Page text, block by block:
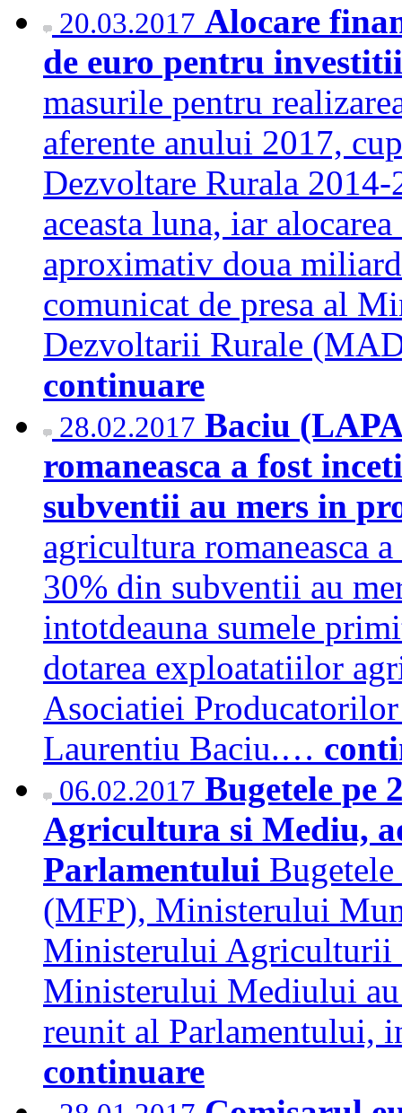
20.03.2017 Alocare
de euro pentru
masurile pentru
aferente anului 2017,
Dezvoltare Rurala
aceasta luna, iar
aproximativ doua
comunicat de presa al
Dezvoltarii Rurale
continuare
28.02.2017 Baciu
romaneasca a fost
subventii au mers in
agricultura romaneasca
30% din subventii au
intotdeauna sumele
dotarea exploatatiilor
Asociatiei
Laurentiu Baciu.…
06.02.2017 Bugetele pe
Agricultura si Mediu,
Parlamentului
(MFP), Ministerului
Ministerului Agriculturii
Ministerului Mediului
reunit al Parlamentului,
continuare